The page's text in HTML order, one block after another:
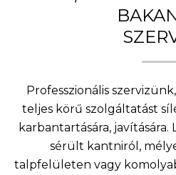
Professzionális
teljes körű szolgáltatást
karbantartására, javítására.
sérült kantniról,
talpfelületen vagy